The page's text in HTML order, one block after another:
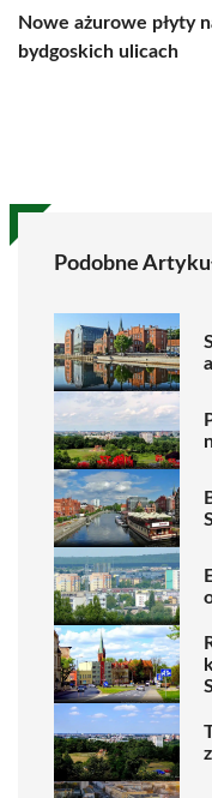
Nowe ażurowe płyty
bydgoskich ulicach
Podobne